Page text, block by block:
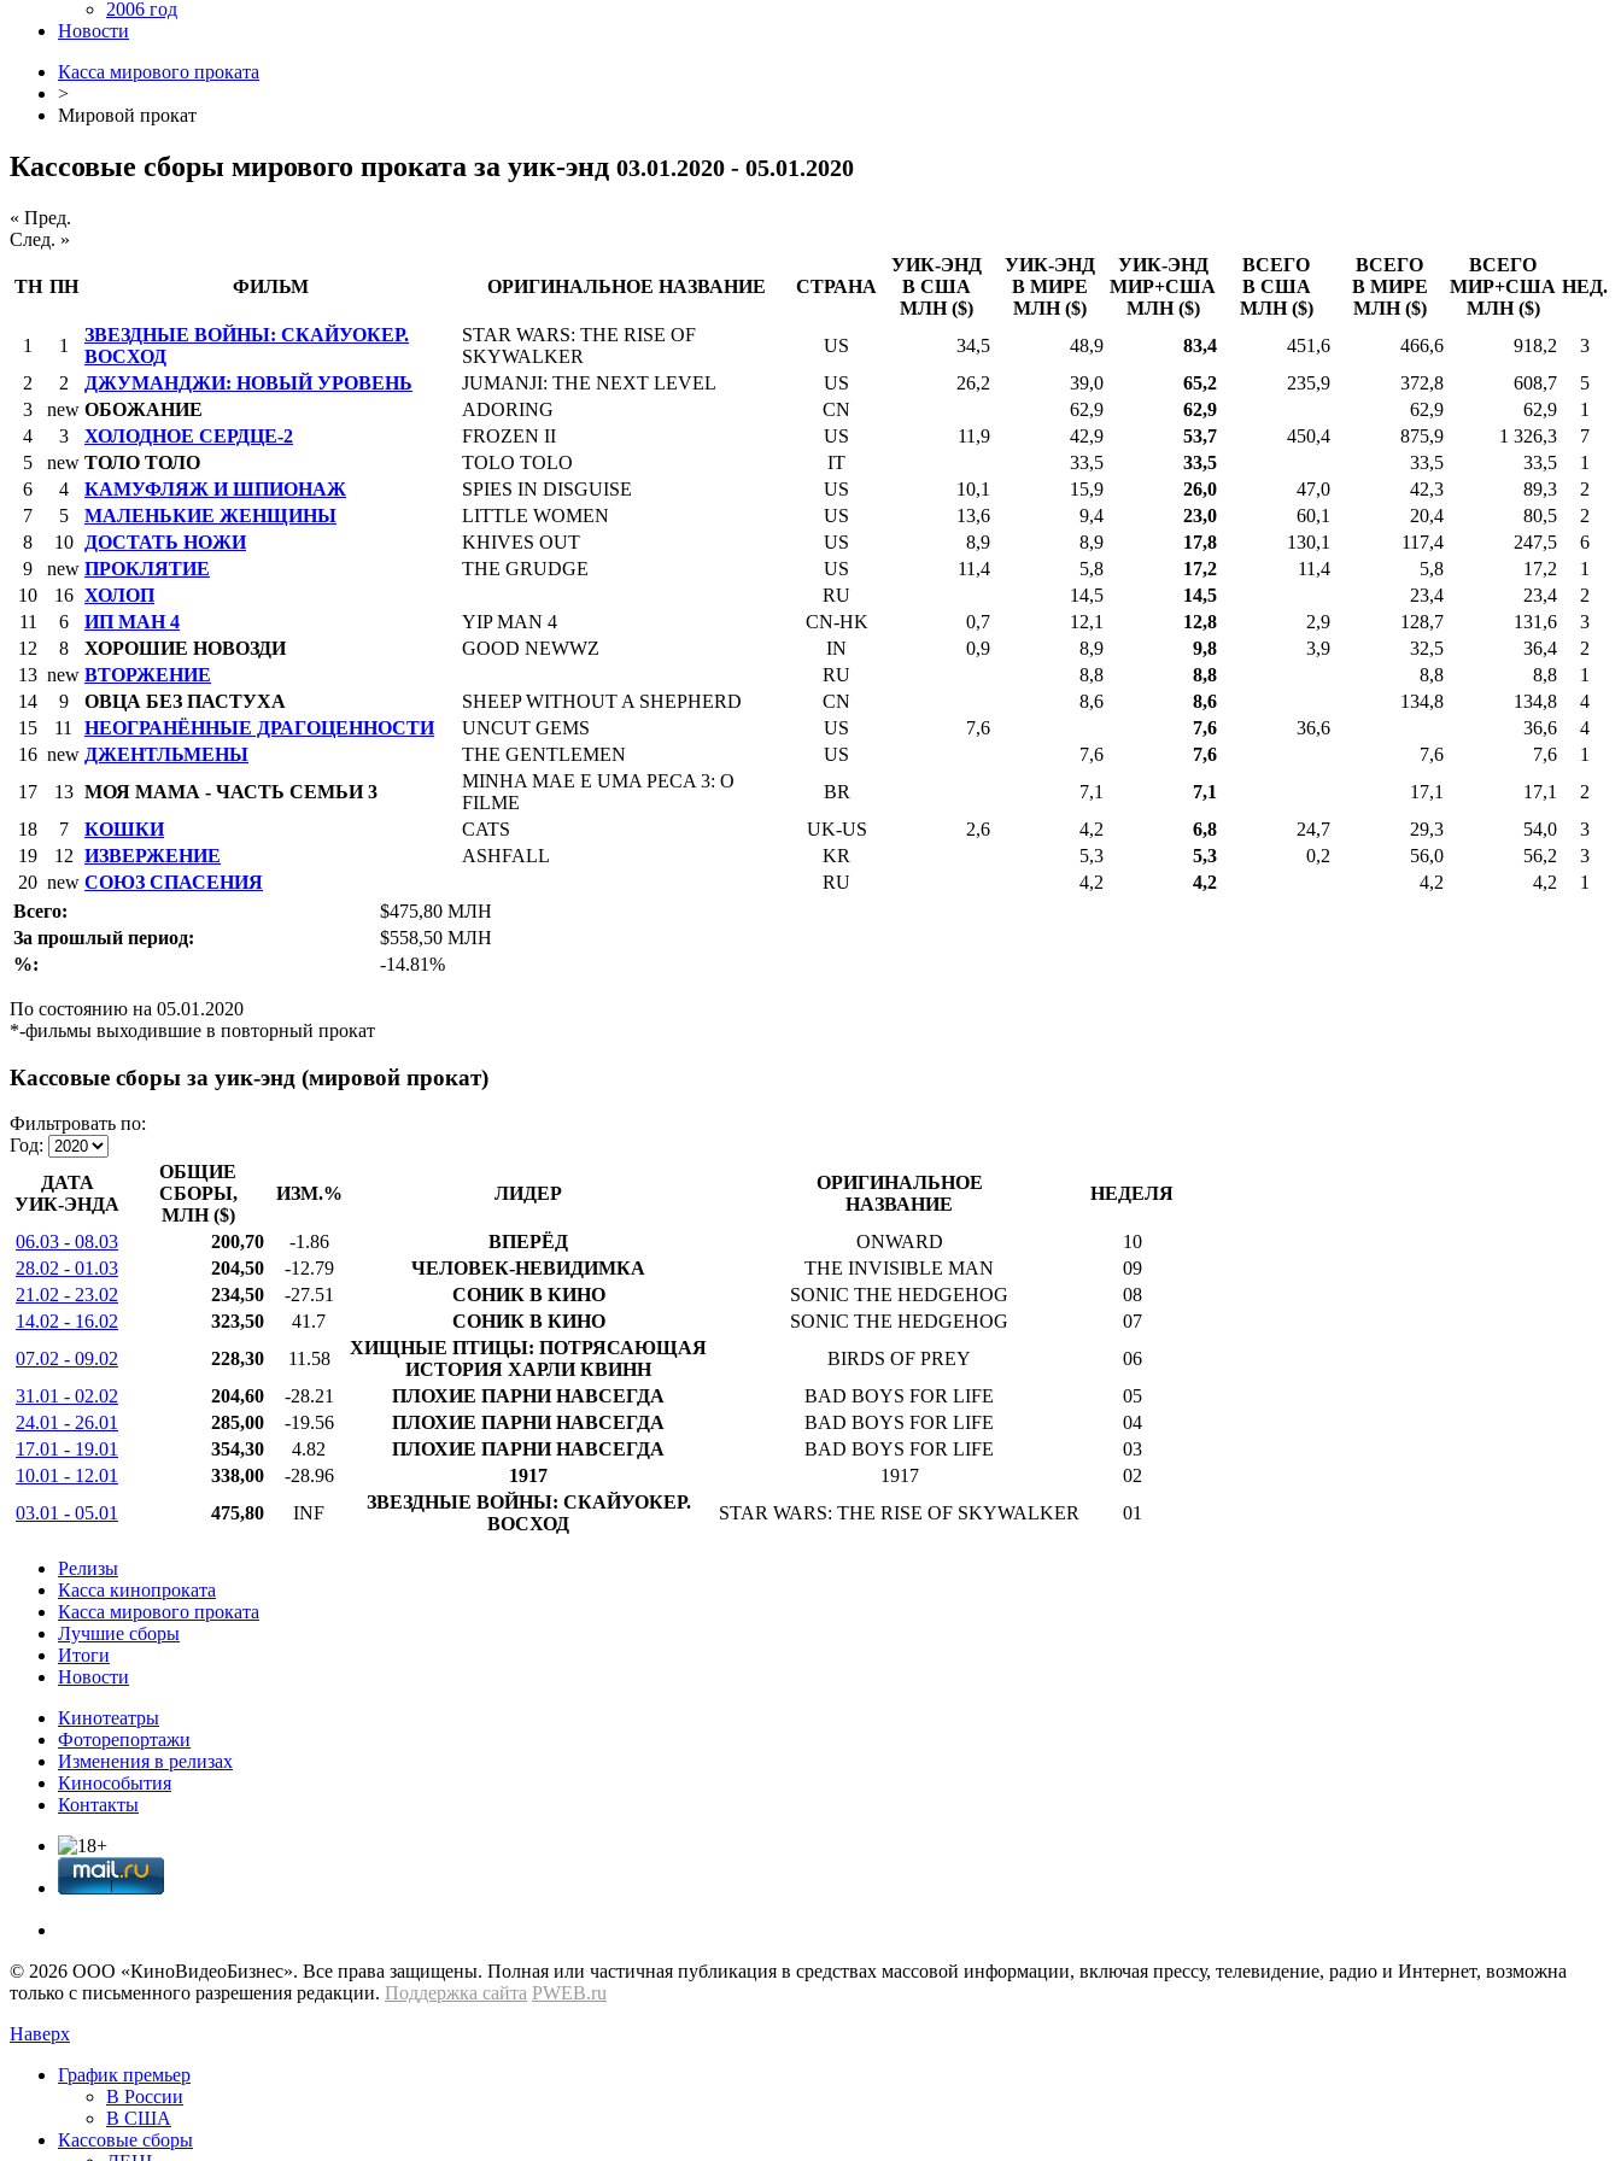
2006 год
Новости
Касса мирового проката
>
Мировой прокат
Кассовые сборы мирового проката за уик-энд 03.01.2020 - 05.01.2020
« Пред.
След. »
ТН ПН ФИЛЬМ ОРИГИНАЛЬНОЕ НАЗВАНИЕ СТРАНА
УИК-ЭНД
В США
МЛН ($)
УИК-ЭНД
В МИРЕ
МЛН ($)
УИК-ЭНД
МИР+США
МЛН ($)
ВСЕГО
В США
МЛН ($)
ВСЕГО
В МИРЕ
МЛН ($)
ВСЕГО
МИР+США
МЛН ($)
НЕД.
1 1
ЗВЕЗДНЫЕ ВОЙНЫ: СКАЙУОКЕР.
ВОСХОД
STAR WARS: THE RISE OF
SKYWALKER
US 34,5 48,9 83,4 451,6 466,6 918,2
3
2
2 ДЖУМАНДЖИ: НОВЫЙ УРОВЕНЬ JUMANJI: THE NEXT LEVEL US 26,2 39,0 65,2 235,9 372,8 608,7
5
3
new ОБОЖАНИЕ ADORING CN 62,9 62,9 62,9 62,9
1
4
3 ХОЛОДНОЕ СЕРДЦЕ-2 FROZEN II US 11,9 42,9 53,7 450,4 875,9 1 326,3
7
5
new ТОЛО ТОЛО TOLO TOLO IT 33,5 33,5 33,5 33,5
1
6
4 КАМУФЛЯЖ И ШПИОНАЖ SPIES IN DISGUISE US 10,1 15,9 26,0 47,0 42,3 89,3
2
7
5 МАЛЕНЬКИЕ ЖЕНЩИНЫ LITTLE WOMEN US 13,6 9,4 23,0 60,1 20,4 80,5
2
8
10 ДОСТАТЬ НОЖИ KHIVES OUT US 8,9 8,9 17,8 130,1 117,4 247,5
6
9
new ПРОКЛЯТИЕ THE GRUDGE US 11,4 5,8 17,2 11,4 5,8 17,2
1
10
16 ХОЛОП RU 14,5 14,5 23,4 23,4
2
11
6 ИП МАН 4 YIP MAN 4 CN-HK 0,7 12,1 12,8 2,9 128,7 131,6
3
12
8 ХОРОШИЕ НОВОЗДИ GOOD NEWWZ IN 0,9 8,9 9,8 3,9 32,5 36,4
2
13 new ВТОРЖЕНИЕ RU 8,8 8,8 8,8 8,8
1
14
9 ОВЦА БЕЗ ПАСТУХА SHEEP WITHOUT A SHEPHERD CN 8,6 8,6 134,8 134,8
4
15
11 НЕОГРАНЁННЫЕ ДРАГОЦЕННОСТИ UNCUT GEMS US 7,6 7,6 36,6 36,6
4
16 new ДЖЕНТЛЬМЕНЫ THE GENTLEMEN US 7,6 7,6 7,6 7,6
1
17
13 МОЯ МАМА - ЧАСТЬ СЕМЬИ 3
MINHA MAE E UMA PECA 3: O
FILME
BR 7,1 7,1 17,1 17,1
2
18
7 КОШКИ CATS UK-US 2,6 4,2 6,8 24,7 29,3 54,0
3
19
12 ИЗВЕРЖЕНИЕ ASHFALL KR 5,3 5,3 0,2 56,0 56,2
3
20 new СОЮЗ СПАСЕНИЯ RU 4,2 4,2 4,2 4,2
1
Всего:
$475,80 МЛН
За прошлый период:
$558,50 МЛН
%:
-14.81%
По состоянию на 05.01.2020
*-фильмы выходившие в повторный прокат
Кассовые сборы за уик-энд (мировой прокат)
Фильтровать по:
Год:
ДАТА
УИК-ЭНДА
ОБЩИЕ
СБОРЫ,
МЛН ($)
ИЗМ.% ЛИДЕР
ОРИГИНАЛЬНОЕ
НАЗВАНИЕ
НЕДЕЛЯ
06.03 - 08.03 200,70 -1.86 ВПЕРЁД ONWARD
10
28.02 - 01.03
204,50 -12.79 ЧЕЛОВЕК-НЕВИДИМКА THE INVISIBLE MAN
09
21.02 - 23.02
234,50 -27.51 СОНИК В КИНО SONIC THE HEDGEHOG
08
14.02 - 16.02
323,50 41.7 СОНИК В КИНО SONIC THE HEDGEHOG
07
07.02 - 09.02
228,30 11.58
ХИЩНЫЕ ПТИЦЫ: ПОТРЯСАЮЩАЯ
ИСТОРИЯ ХАРЛИ КВИНН
BIRDS OF PREY
06
31.01 - 02.02
204,60 -28.21 ПЛОХИЕ ПАРНИ НАВСЕГДА BAD BOYS FOR LIFE
05
24.01 - 26.01
285,00 -19.56 ПЛОХИЕ ПАРНИ НАВСЕГДА BAD BOYS FOR LIFE
04
17.01 - 19.01
354,30 4.82 ПЛОХИЕ ПАРНИ НАВСЕГДА BAD BOYS FOR LIFE
03
10.01 - 12.01
338,00 -28.96 1917 1917
02
03.01 - 05.01
475,80 INF
ЗВЕЗДНЫЕ ВОЙНЫ: СКАЙУОКЕР.
ВОСХОД
STAR WARS: THE RISE OF SKYWALKER 01
Релизы
Касса кинопроката
Касса мирового проката
Лучшие сборы
Итоги
Новости
Кинотеатры
Фоторепортажи
Изменения в релизах
Кинособытия
Контакты
© 2026 OOО «КиноВидеоБизнес». Все права защищены. Полная или частичная публикация в средствах массовой информации, включая прессу, телевидение, радио и Интернет, возможна
только с письменного разрешения редакции. Поддержка сайта PWEB.ru
Наверх
График премьер
В России
В США
Кассовые сборы